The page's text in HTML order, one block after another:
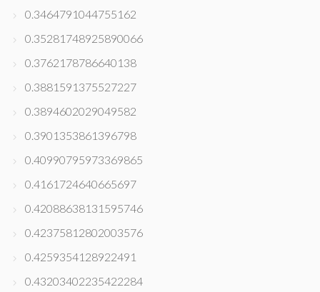
0.3464791044755162
0.35281748925890066
0.3762178786640138
0.3881591375527227
0.3894602029049582
0.3901353861396798
0.40990795973369865
0.4161724640665697
0.42088638131595746
0.42375812802003576
0.4259354128922491
0.43203402235422284